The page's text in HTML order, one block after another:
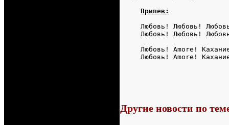
Припев:
Любовь! Любовь!
Любовь! Любовь!
Любовь! Amore!
Любовь! Amore!
Другие новости по